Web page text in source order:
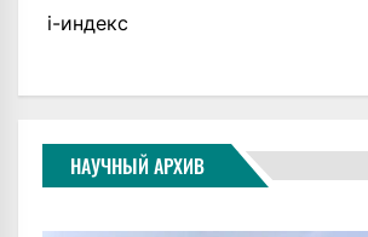
i-индекс
НАУЧНЫЙ АРХИВ